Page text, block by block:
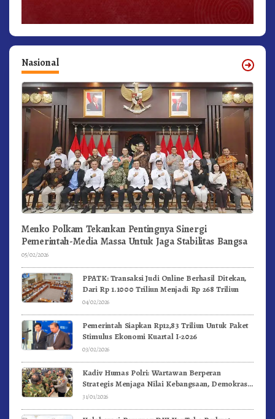
Nasional
Menko Polkam Tekankan Pentingnya Sinergi
Pemerintah-Media Massa Untuk Jaga Stabilitas Bangsa
05/02/2026
PPATK: Transaksi Judi Online Berhasil Ditekan,
Dari Rp 1.1000 Triliun Menjadi Rp 268 Triliun
04/02/2026
Pemerintah Siapkan Rp12,83 Triliun Untuk Paket
Stimulus Ekonomi Kuartal I-2026
03/02/2026
Kadiv Humas Polri: Wartawan Berperan
Strategis Menjaga Nilai Kebangsaan, Demokrasi,
dan NKRI
31/01/2026